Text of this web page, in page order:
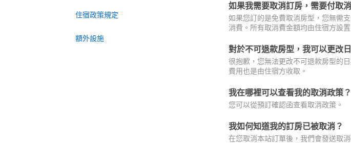
住宿政策規定
額外設施
如果我需要取消訂房，需要付取
如果您訂的是免費取消房型，您無需
消費。所有取消費金額均由住宿方設
對於不可退款房型，我可以更改
很抱歉，您無法更改不可退款房型的
費用也是由住宿方收取。
我在哪裡可以查看我的取消政策？
您可以從預訂確認函查看取消政策。
我如何知道我的訂房已被取消？
在您取消本站訂單後，我們會發送取